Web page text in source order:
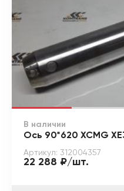
В наличии
Ось 90*620 XCMG
Артикул: 312004357
22 288 ₽/шт.